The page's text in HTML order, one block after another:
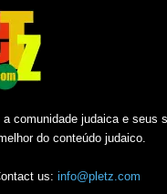
a comunidade judaica e seus
do conteúdo judaico.
us: info@pletz.com